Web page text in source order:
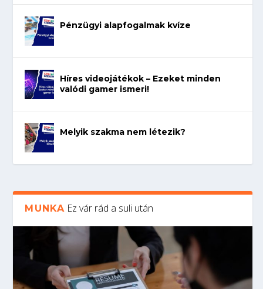
Pénzügyi alapfogalmak kvíze
Híres videojátékok – Ezeket minden
valódi gamer ismeri!
Melyik szakma nem létezik?
MUNKA Ez vár rád a suli után